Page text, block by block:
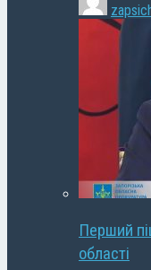
Перший
області